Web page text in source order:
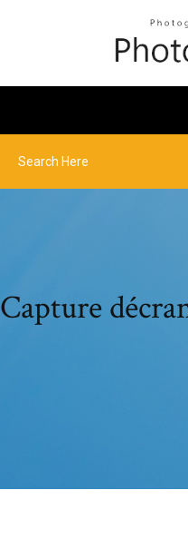
Capture